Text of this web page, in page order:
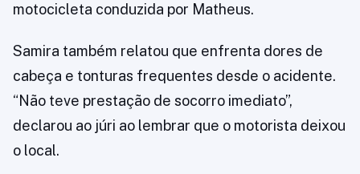
motocicleta conduzida por Matheus.
Samira também relatou que enfrenta dores de
cabeça e tonturas frequentes desde o acidente.
“Não teve prestação de socorro imediato”,
declarou ao júri ao lembrar que o motorista deixou
o local.